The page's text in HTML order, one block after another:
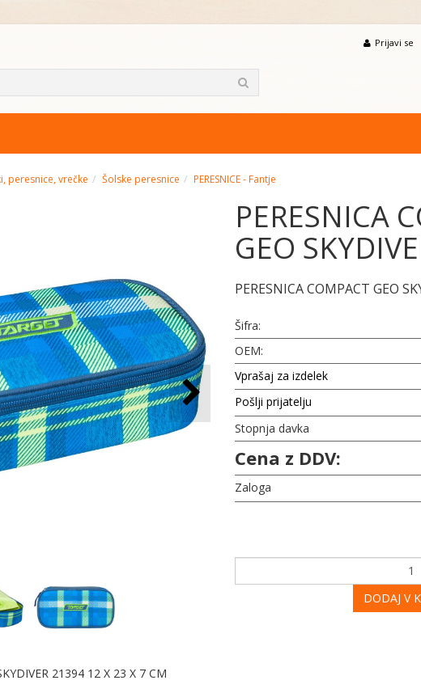
Prijavi se
peresnice, vrečke Šolske peresnice PERESNICE - Fantje
PERESNICA
GEO
PERESNICA COMPACT GEO
Šifra:
OEM:
Vprašaj za izdelek
Pošlji prijatelju
Stopnja davka
Cena z DDV:
Zaloga
DODAJ V
21394 12 X 23 X 7 CM